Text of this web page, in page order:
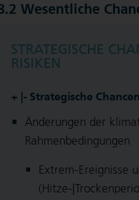
Wesentliche
STRATEGISCHE
RISIKEN
+ |- Strategische
Änderungen der
Rahmenbedingungen
Extrem-Ereignisse
(Hitze-